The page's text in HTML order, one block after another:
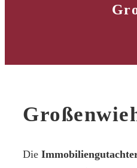
Die